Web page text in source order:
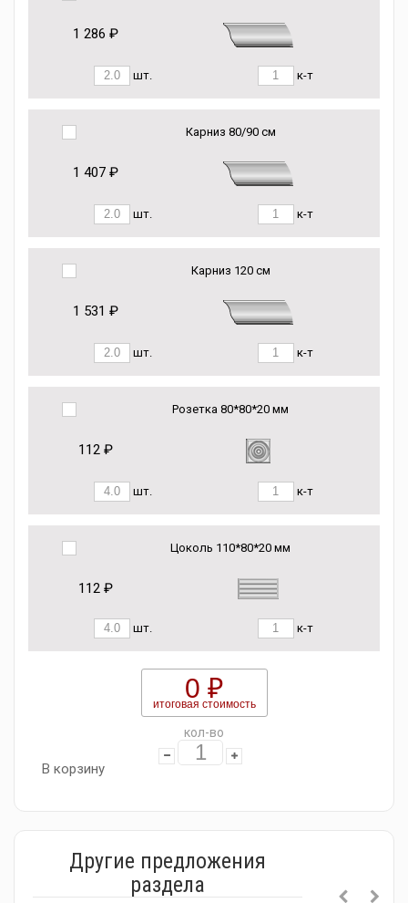
1 286 ₽
шт. к-т
Карниз 80/90 см
1 407 ₽
шт. к-т
Карниз 120 см
1 531 ₽
шт. к-т
Розетка 80*80*20 мм
112 ₽
шт. к-т
Цоколь 110*80*20 мм
112 ₽
шт. к-т
0 ₽
итоговая стоимость
кол-во
В корзину
Другие предложения
раздела